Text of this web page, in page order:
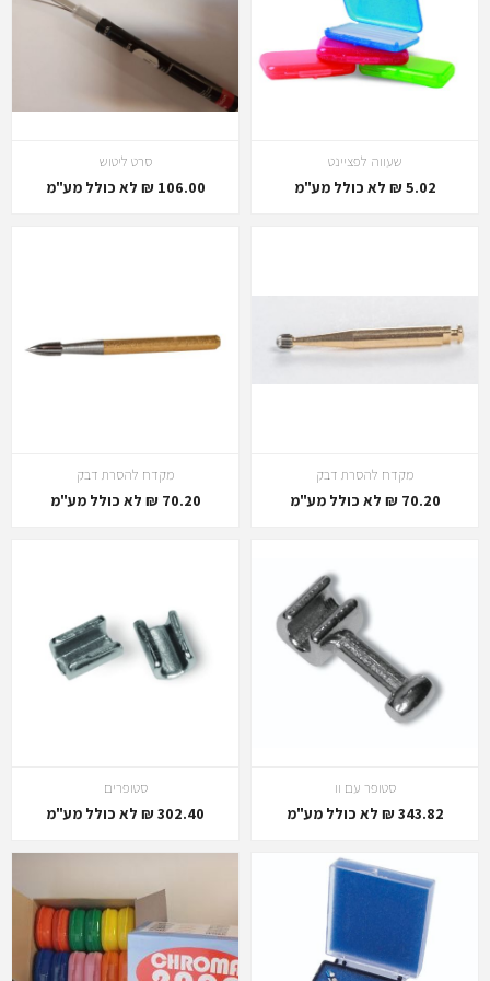
שעווה לפציינט
5.02 ₪ לא כולל מע"מ
סרט ליטוש
106.00 ₪ לא כולל מע"מ
מקדח להסרת דבק
70.20 ₪ לא כולל מע"מ
מקדח להסרת דבק
70.20 ₪ לא כולל מע"מ
סטופר עם וו
343.82 ₪ לא כולל מע"מ
סטופרים
302.40 ₪ לא כולל מע"מ